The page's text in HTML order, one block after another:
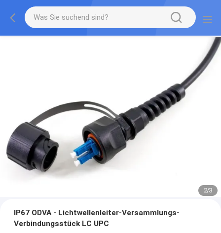
2/3
IP67 ODVA - Lichtwellenleiter-Versammlungs-
Verbindungsstück LC UPC